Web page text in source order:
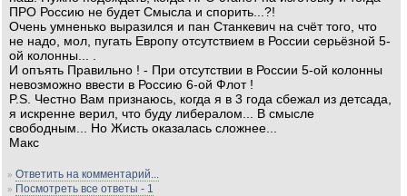
ПРО Россию не будет Смысла и спорить...?!
Очень умненько выразился и пан Станкевич на счёт того, что
не надо, мол, пугать Европу отсутствием в России серьёзной 5-
ой колонны... .
И опъять Правильно ! - При отсутствии в России 5-ой колонны
невозможно ввести в Россию 6-ой Флот !
P.S. Честно Вам признаюсь, когда я в 3 года сбежал из детсада,
я искренне верил, что буду либералом... В смысле
свободным... Но Жисть оказалась сложнее...
Макс
» Ответить на комментарий...
» Посмотреть все ответы - 1